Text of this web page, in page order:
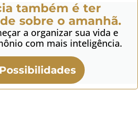
também é ter
sobre o amanhã.
a organizar sua vida e
com mais inteligência.